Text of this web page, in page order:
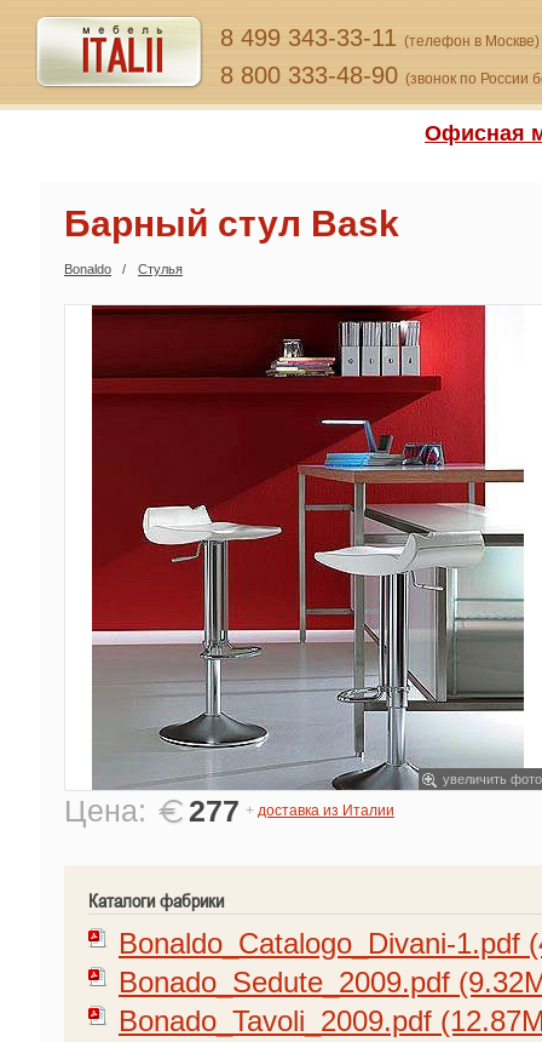
8 499 343-33-11 (телефон в Москве)
8 800 333-48-90 (звонок по России
Офисная
Барный стул Bask
Bonaldo Стулья
увеличить фото
Цена: 277 + доставка из Италии
Каталоги фабрики
Bonaldo_Catalogo_Divani-1.pdf
Bonado_Sedute_2009.pdf
Bonado_Tavoli_2009.pdf